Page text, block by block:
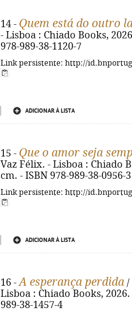
14 - Quem está do outro
- Lisboa : Chiado Books,
978-989-38-1120-7
Link persistente: http://
ADICIONAR À LISTA
15 - Que o amor seja
Vaz Félix. - Lisboa : Chiado
cm. - ISBN 978-989-38-0956-3
Link persistente: http://
ADICIONAR À LISTA
16 -A esperança perdida /
Lisboa : Chiado Books,
989-38-1457-4